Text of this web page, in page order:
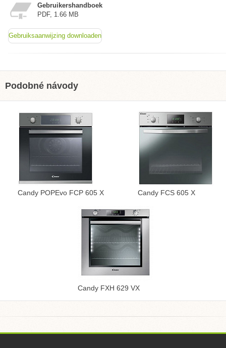
Gebruikershandboek
PDF, 1.66 MB
Gebruiksaanwijzing downloaden
Podobné návody
Candy POPEvo FCP 605 X Candy FCS 605 X
Candy FXH 629 VX